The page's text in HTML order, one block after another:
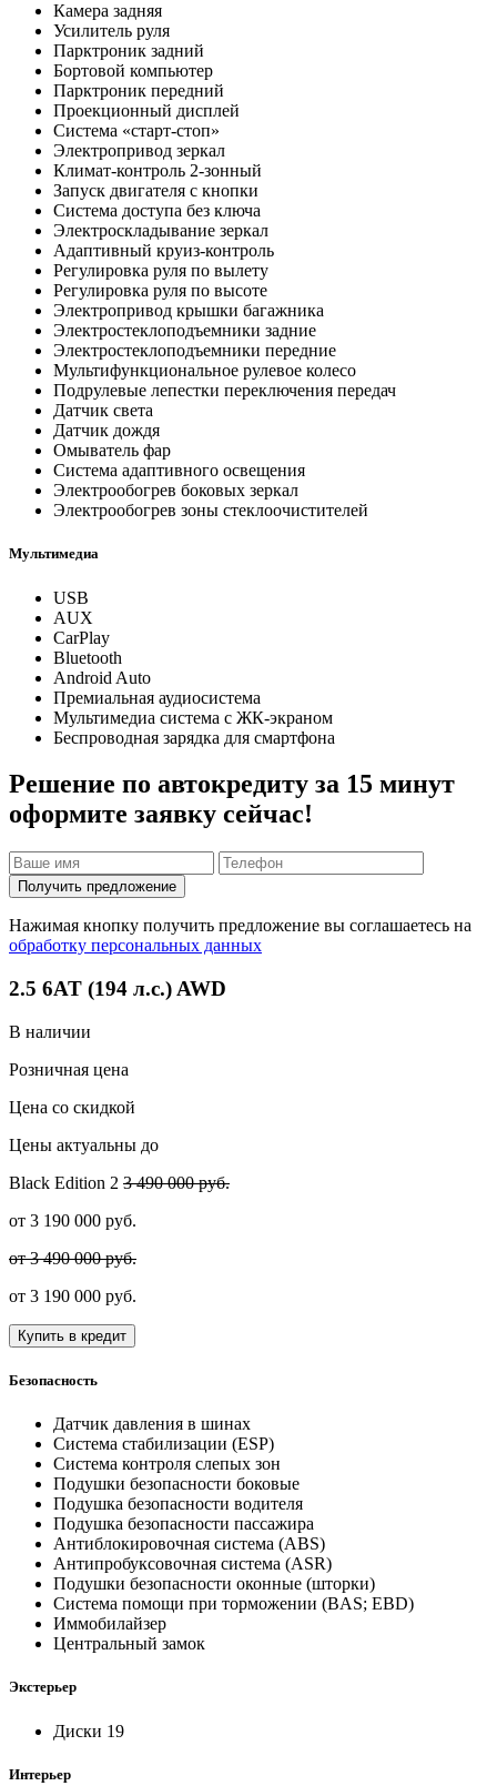
Камера задняя
Усилитель руля
Парктроник задний
Бортовой компьютер
Парктроник передний
Проекционный дисплей
Система «старт-стоп»
Электропривод зеркал
Климат-контроль 2-зонный
Запуск двигателя с кнопки
Система доступа без ключа
Электроскладывание зеркал
Адаптивный круиз-контроль
Регулировка руля по вылету
Регулировка руля по высоте
Электропривод крышки багажника
Электростеклоподъемники задние
Электростеклоподъемники передние
Мультифункциональное рулевое колесо
Подрулевые лепестки переключения передач
Датчик света
Датчик дождя
Омыватель фар
Система адаптивного освещения
Электрообогрев боковых зеркал
Электрообогрев зоны стеклоочистителей
Мультимедиа
USB
AUX
CarPlay
Bluetooth
Android Auto
Премиальная аудиосистема
Мультимедиа система с ЖК-экраном
Беспроводная зарядка для смартфона
Решение по автокредиту за 15 минут
оформите заявку сейчас!
Получить предложение
Нажимая кнопку получить предложение вы соглашаетесь на
обработку персональных данных
2.5 6AT (194 л.с.) AWD
В наличии
Розничная цена
Цена со скидкой
Цены актуальны до
Black Edition 2 3 490 000 руб.
от 3 190 000 руб.
от 3 490 000 руб.
от 3 190 000 руб.
Купить в кредит
Безопасность
Датчик давления в шинах
Система стабилизации (ESP)
Система контроля слепых зон
Подушки безопасности боковые
Подушка безопасности водителя
Подушка безопасности пассажира
Антиблокировочная система (ABS)
Антипробуксовочная система (ASR)
Подушки безопасности оконные (шторки)
Система помощи при торможении (BAS; EBD)
Иммобилайзер
Центральный замок
Экстерьер
Диски 19
Интерьер